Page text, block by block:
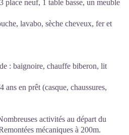
place neuf, 1 table basse, un meuble
lavabo, sèche cheveux, fer et
: baignoire, chauffe biberon, lit
en prêt (casque, chaussures,
activités au départ du
mécaniques à 200m.